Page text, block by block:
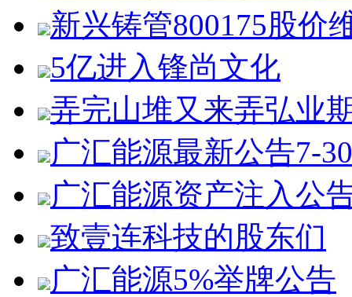
新兴铸管800175股价
5亿进入锋尚文化
弄完山堆又来弄弘业
广汇能源最新公告7-30
广汇能源资产注入公
致壹连科技的股东们
广汇能源5%举牌公告